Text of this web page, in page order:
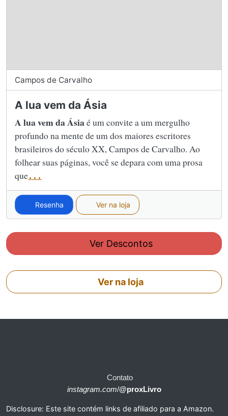
Campos de Carvalho
A lua vem da Ásia
A lua vem da Ásiaé um convite a um mergulho
profundo na mente de um dos maiores escritores
brasileiros do século XX, Campos de Carvalho. Ao
folhear suas páginas, você se depara com uma prosa
que...
Resenha Ver na loja
Ver Descontos
Ver na loja
Contato
instagram.com/@proxLivro
Disclosure: Este site contém links de afiliado para a Amazon.